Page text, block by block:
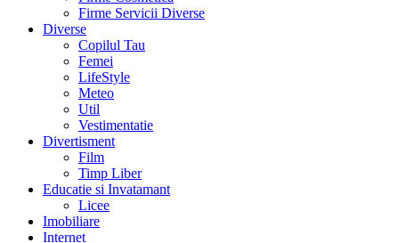
Firme Servicii Diverse
Diverse
Copilul Tau
Femei
LifeStyle
Meteo
Util
Vestimentatie
Divertisment
Film
Timp Liber
Educatie si Invatamant
Licee
Imobiliare
Internet